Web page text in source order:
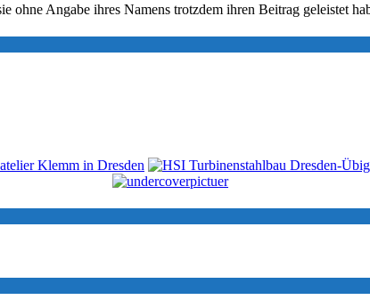
ohne Angabe ihres Namens trotzdem ihren Beitrag geleistet